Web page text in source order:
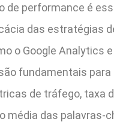
de performance é
das estratégias
o Google Analytics e
fundamentais para
de tráfego, taxa
média das palavras-